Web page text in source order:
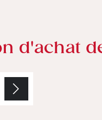
d'achat